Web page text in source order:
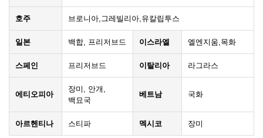
호주 브로니아,그레빌리아,유칼립투스
일본 백합, 프리저브드 이스라엘 엘엔지움,목화
스페인 프리저브드 이탈리아 라그라스
에티오피아
장미, 안개,
백묘국
베트남 국화
아르헨티나 스티파 멕시코 장미